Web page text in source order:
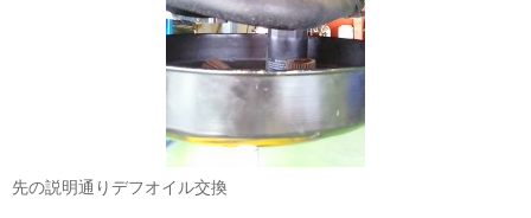
先の説明通りデフオイル交換